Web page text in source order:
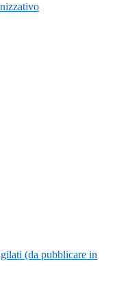
(da pubblicare in